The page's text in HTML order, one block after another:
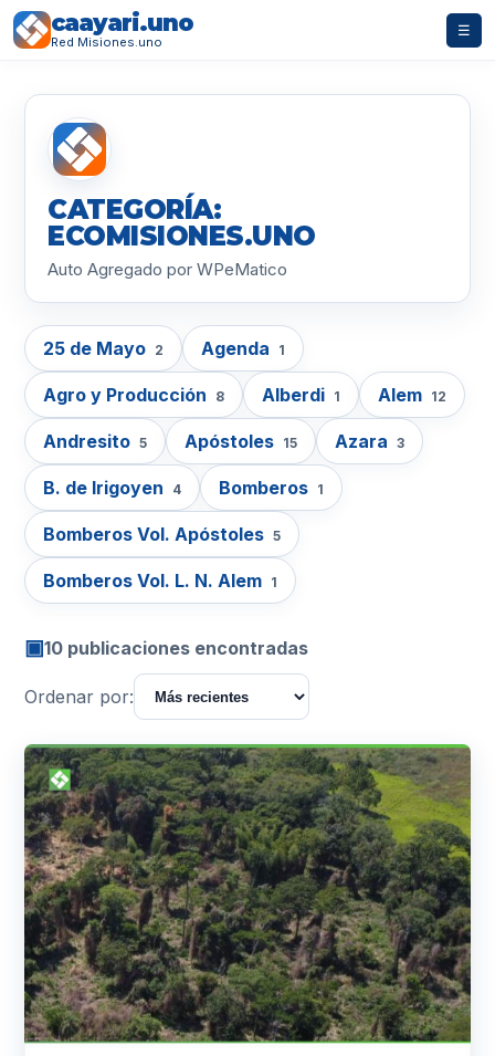
caayari.uno
Red Misiones.uno
☰
CATEGORÍA:
ECOMISIONES.UNO
Auto Agregado por WPeMatico
25 de Mayo 2 Agenda 1
Agro y Producción 8 Alberdi 1 Alem 12
Andresito 5 Apóstoles 15 Azara 3
B. de Irigoyen 4 Bomberos 1
Bomberos Vol. Apóstoles 5
Bomberos Vol. L. N. Alem 1
▣10 publicaciones encontradas
Ordenar por: